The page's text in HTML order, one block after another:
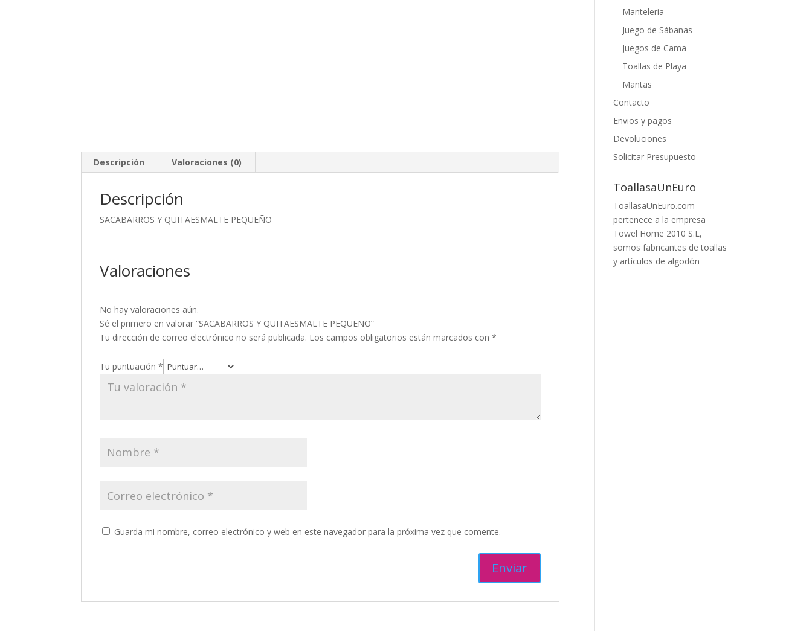
Descripción Valoraciones (0)
Descripción
SACABARROS Y QUITAESMALTE PEQUEÑO
Valoraciones
No hay valoraciones aún.
Sé el primero en valorar “SACABARROS Y QUITAESMALTE PEQUEÑO”
Tu dirección de correo electrónico no será publicada. Los campos obligatorios están marcados con*
Tu puntuación*
Guarda mi nombre, correo electrónico y web en este navegador para la próxima vez que comente.
Manteleria
Juego de Sábanas
Juegos de Cama
Toallas de Playa
Mantas
Contacto
Envios y pagos
Devoluciones
Solicitar Presupuesto
ToallasaUnEuro
ToallasaUnEuro.com
pertenece a la empresa
Towel Home 2010 S.L,
somos fabricantes de toallas
y artículos de algodón